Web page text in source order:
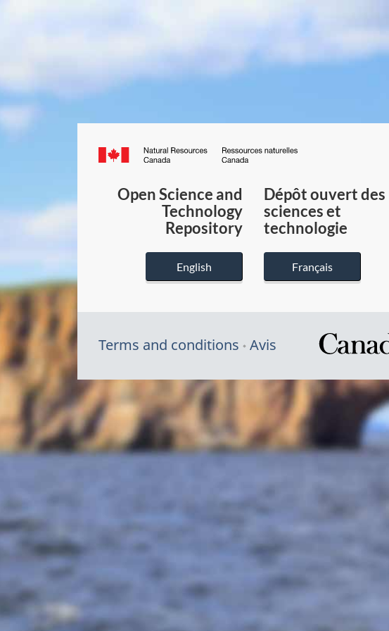
Canada.ca
du
Canada
Open Science and
Technology
Repository
English
Dépôt ouvert des
sciences et
technologie
Français
Terms and conditions Avis